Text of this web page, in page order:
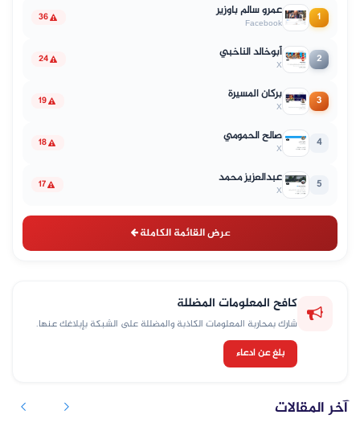
1 عمرو سالم باوزير
Facebook
36
2 أبوخالد الناخبي
X
24
3 بركان المسيرة
X
19
4 صالح الحمومي
X
18
5 عبدالعزيز محمد
X
17
عرض القائمة الكاملة
كافح المعلومات المضللة
شارك بمحاربة المعلومات الكاذبة والمضللة على الشبكة بإبلاغك عنها.
بلغ عن ادعاء
آخر المقالات